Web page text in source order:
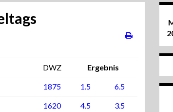
DWZ Ergebnis
1875 1.5 6.5
1620 4.5 3.5